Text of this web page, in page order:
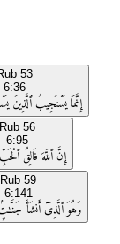
53
6:36
إِنَّمَا يَسْتَجِيبُ ٱلَّذِينَ
Rub 56
6:95
إِنَّ ٱللَّهَ فَالِقُ
Rub 59
6:141
وَهُوَ ٱلَّذِىٓ أَنشَأَ